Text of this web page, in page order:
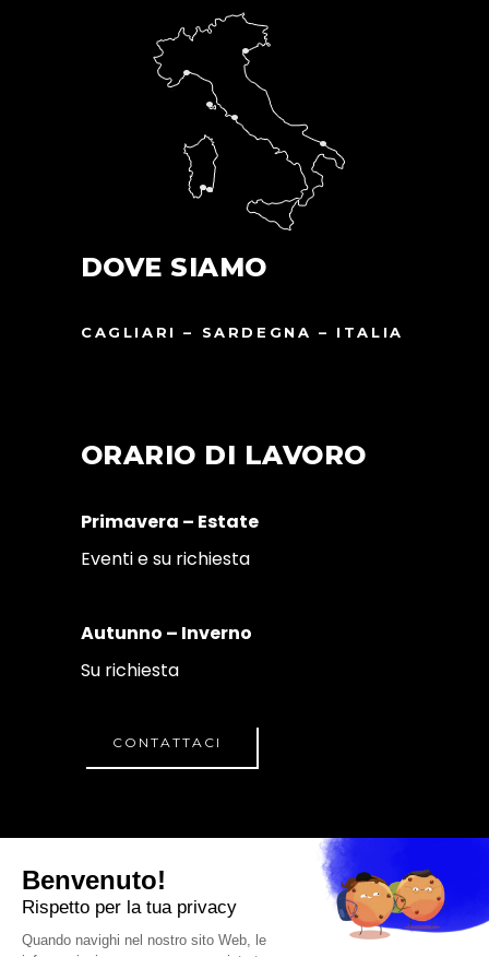
DOVE SIAMO
CAGLIARI – SARDEGNA – ITALIA
ORARIO DI LAVORO
Primavera – Estate
Eventi e su richiesta
Autunno – Inverno
Su richiesta
CONTATTACI